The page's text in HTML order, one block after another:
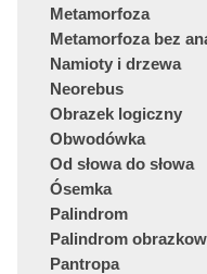
Metamorfoza
Metamorfoza bez
Namioty i drzewa
Neorebus
Obrazek logiczny
Obwodówka
Od słowa do słowa
Ósemka
Palindrom
Palindrom
Pantropa